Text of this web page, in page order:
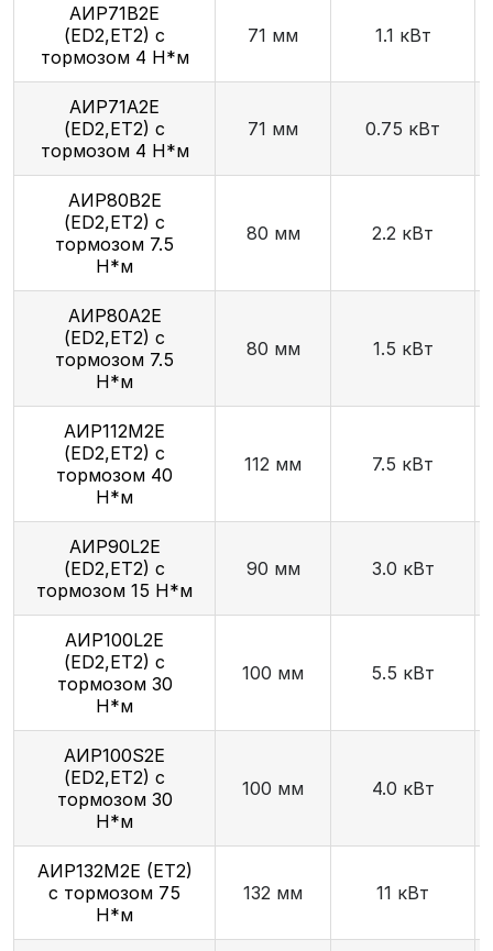
АИР71В2E
(ED2,ET2) с
тормозом 4 Н*м
71 мм 1.1 кВт
АИР71А2E
(ED2,ET2) с
тормозом 4 Н*м
71 мм 0.75 кВт
АИР80В2E
(ED2,ET2) с
тормозом 7.5
Н*м
80 мм 2.2 кВт
АИР80А2E
(ED2,ET2) с
тормозом 7.5
Н*м
80 мм 1.5 кВт
АИР112М2E
(ED2,ET2) с
тормозом 40
Н*м
112 мм 7.5 кВт
АИР90L2E
(ED2,ET2) с
тормозом 15 Н*м
90 мм 3.0 кВт
АИР100L2E
(ED2,ET2) с
тормозом 30
Н*м
100 мм 5.5 кВт
АИР100S2E
(ED2,ET2) с
тормозом 30
Н*м
100 мм 4.0 кВт
АИР132М2E (ET2)
с тормозом 75
Н*м
132 мм 11 кВт